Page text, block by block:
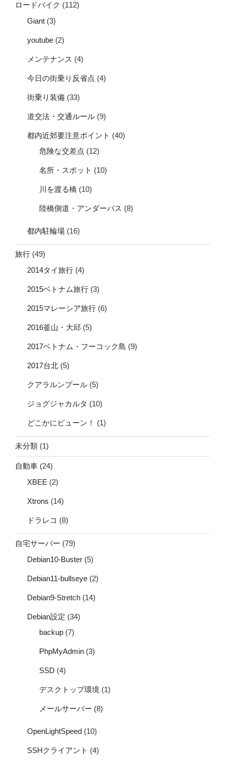
ロードバイク (112)
Giant (3)
youtube (2)
メンテナンス (4)
今日の街乗り反省点 (4)
街乗り装備 (33)
道交法・交通ルール (9)
都内近郊要注意ポイント (40)
危険な交差点 (12)
名所・スポット (10)
川を渡る橋 (10)
陸橋側道・アンダーパス (8)
都内駐輪場 (16)
旅行 (49)
2014タイ旅行 (4)
2015ベトナム旅行 (3)
2015マレーシア旅行 (6)
2016釜山・大邱 (5)
2017ベトナム・フーコック島 (9)
2017台北 (5)
クアラルンプール (5)
ジョグジャカルタ (10)
どこかにビューン！ (1)
未分類 (1)
自動車 (24)
XBEE (2)
Xtrons (14)
ドラレコ (8)
自宅サーバー (79)
Debian10-Buster (5)
Debian11-bullseye (2)
Debian9-Stretch (14)
Debian設定 (34)
backup (7)
PhpMyAdmin (3)
SSD (4)
デスクトップ環境 (1)
メールサーバー (8)
OpenLightSpeed (10)
SSHクライアント (4)